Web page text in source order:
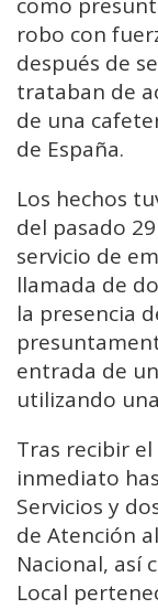
como
robo con
después de
trataban de
de una
de España.
Los hechos
del pasado
servicio de
llamada de
la presencia
entrada de
utilizando
Tras recibir
inmediato
Servicios y
de Atención
Nacional, así
Local